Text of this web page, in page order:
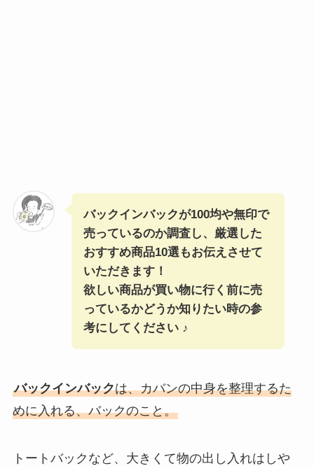
バックインバックが100均や無印で
売っているのか調査し、厳選した
おすすめ商品10選もお伝えさせて
いただきます！
欲しい商品が買い物に行く前に売
っているかどうか知りたい時の参
考にしてください ♪
バックインバックは、カバンの中身を整理するた
めに入れる、バックのこと。
トートバックなど、大きくて物の出し入れはしや